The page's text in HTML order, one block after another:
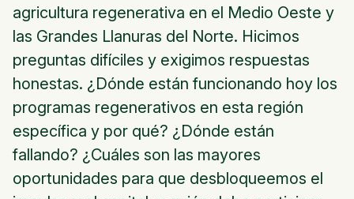
agricultura regenerativa en el Medio Oeste y
las Grandes Llanuras del Norte. Hicimos
preguntas difíciles y exigimos respuestas
honestas. ¿Dónde están funcionando hoy los
programas regenerativos en esta región
específica y por qué? ¿Dónde están
fallando? ¿Cuáles son las mayores
oportunidades para que desbloqueemos el